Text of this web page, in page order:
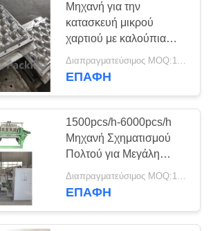
Μηχανή για την
κατασκευή μικρού
χαρτιού με καλούπια
από αλουμίνιο
ΕΠΑΦΉ
1500pcs/h-6000pcs/h
Μηχανή Σχηματισμού
Πολτού για Μεγάλη
Ικανότητα
Ανακυκλώσιμη Χάρτινη
Διαπραγματεύσιμος MOQ:1 Σετ
ΕΠΑΦΉ